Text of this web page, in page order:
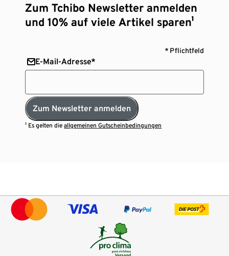
Zum Tchibo Newsletter anmelden
und 10% auf viele Artikel sparen¹
* Pflichtfeld
E-Mail-Adresse*
Zum Newsletter anmelden
¹ Es gelten dieallgemeinen Gutscheinbedingungen